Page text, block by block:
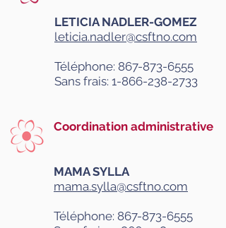
LETICIA NADLER-GOMEZ
leticia.nadler@csftno.com
Téléphone: 867-873-6555
Sans frais: 1-866-238-2733
Coordination administrative
MAMA SYLLA
mama.sylla@csftno.com
Téléphone: 867-873-6555